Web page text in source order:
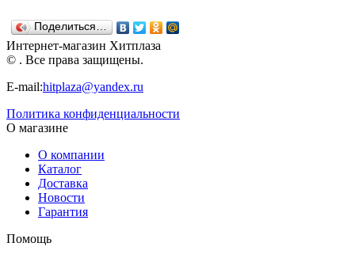
см. Н-256
Нордпласт
см. Н-258
Нордпласт
Поделиться…
Интернет-магазин Хитплаза
© . Все права защищены.
E-mail:hitplaza@yandex.ru
Политика конфиденциальности
О магазине
О компании
Каталог
Доставка
Новости
Гарантия
Помощь